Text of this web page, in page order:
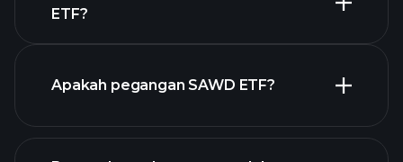
ETF?
Apakah pegangan SAWD ETF?